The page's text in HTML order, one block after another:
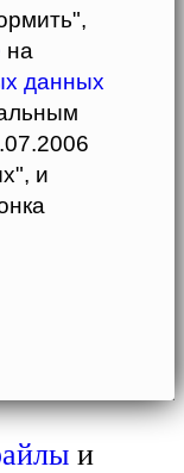
на
данных
и
и